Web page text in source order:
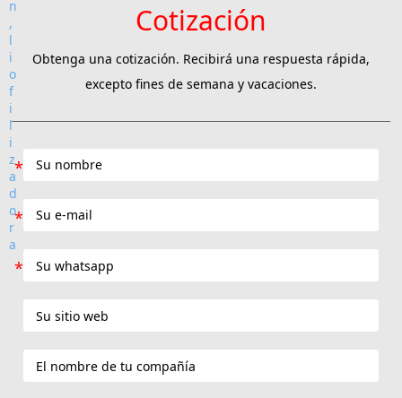
Cotización
Obtenga una cotización. Recibirá una respuesta rápida,
excepto fines de semana y vacaciones.